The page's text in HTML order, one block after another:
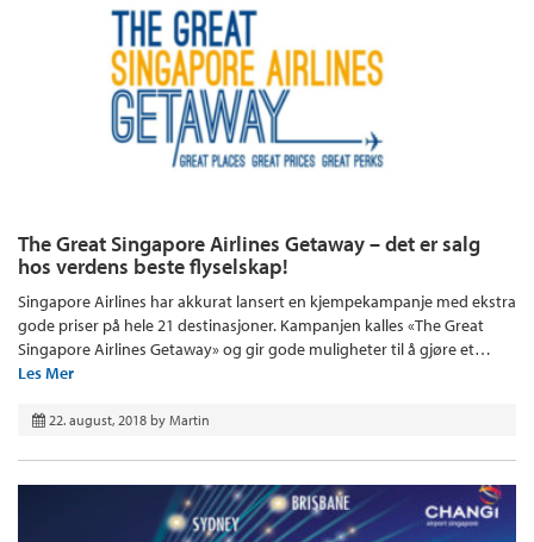
The Great Singapore Airlines Getaway – det er salg
hos verdens beste flyselskap!
Singapore Airlines har akkurat lansert en kjempekampanje med ekstra
gode priser på hele 21 destinasjoner. Kampanjen kalles «The Great
Singapore Airlines Getaway» og gir gode muligheter til å gjøre et…
Les Mer
22. august, 2018 by Martin